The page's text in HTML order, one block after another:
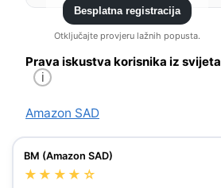
Besplatna registracija
Otključajte provjeru lažnih popusta.
Prava iskustva korisnika iz svijeta
i
Amazon SAD
BM (Amazon SAD)
★★★★☆